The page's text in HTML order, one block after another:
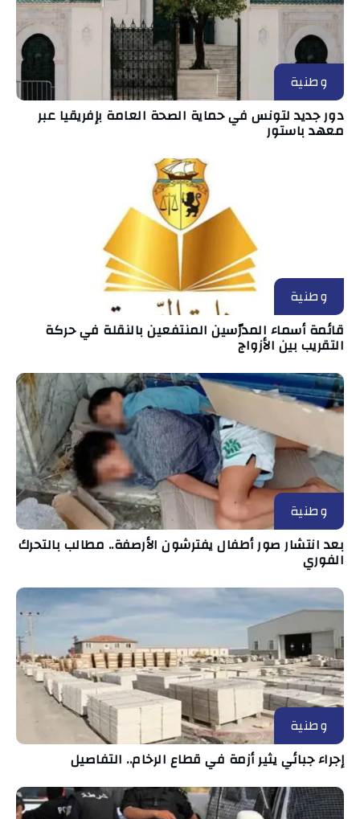
وطنية
دور جديد لتونس في حماية الصحة العامة بإفريقيا عبر
معهد باستور
وطنية
قائمة أسماء المدرّسين المنتفعين بالنقلة في حركة
التقريب بين الأزواج
وطنية
بعد انتشار صور أطفال يفترشون الأرصفة.. مطالب بالتحرك
الفوري
وطنية
إجراء جبائي يثير أزمة في قطاع الرخام.. التفاصيل